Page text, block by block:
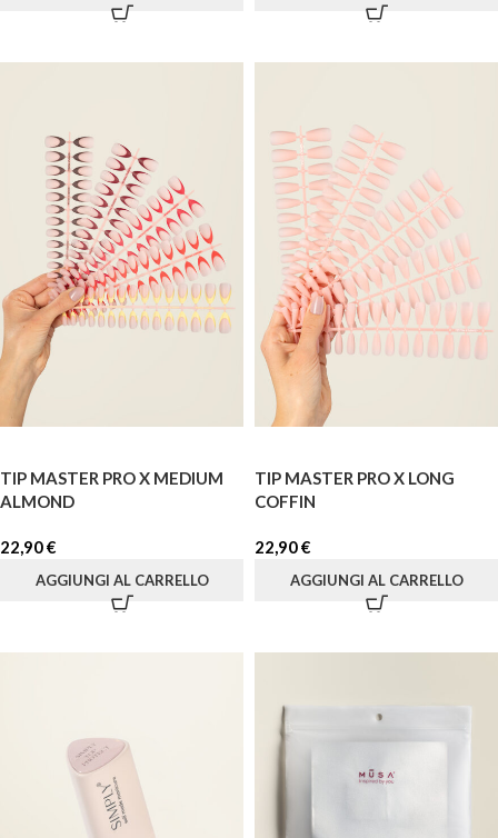
TIP MASTER PRO X MEDIUM
ALMOND
22,90€
AGGIUNGI AL CARRELLO
TIP MASTER PRO X LONG
COFFIN
22,90€
AGGIUNGI AL CARRELLO